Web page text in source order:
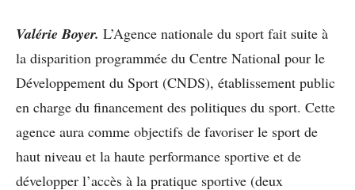
Valérie Boyer. L’Agence nationale du sport fait suite à
la disparition programmée du Centre National pour le
Développement du Sport (CNDS), établissement public
en charge du financement des politiques du sport. Cette
agence aura comme objectifs de favoriser le sport de
haut niveau et la haute performance sportive et de
développer l’accès à la pratique sportive (deux